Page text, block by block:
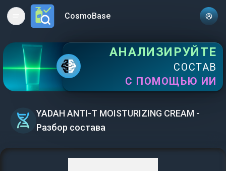
Open main menuCosmoBase
АНАЛИЗИРУЙТЕ
СОСТАВ
С ПОМОЩЬЮ ИИ
YADAH ANTI-T MOISTURIZING CREAM -
Разбор состава